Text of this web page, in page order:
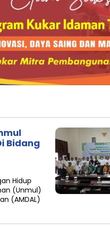
Bidang
Hidup
(Unmul)
(AMDAL)